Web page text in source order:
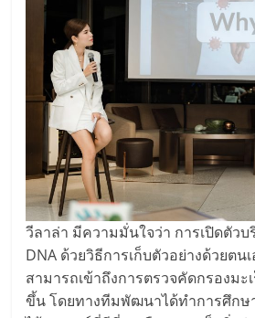
วีลาล่า มีความมั่นใจว่า การเปิดตัวบ
DNA ด้วยวิธีการเก็บตัวอย่างด้วยตน
สามารถเข้าถึงการตรวจคัดกรองมะ
ขึ้น โดยทางทีมพัฒนาได้ทำการศึกษ